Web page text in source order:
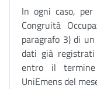
In ogni caso,
Congruità
paragrafo 3) di
dati già registrati
entro il termine
UniEmens del